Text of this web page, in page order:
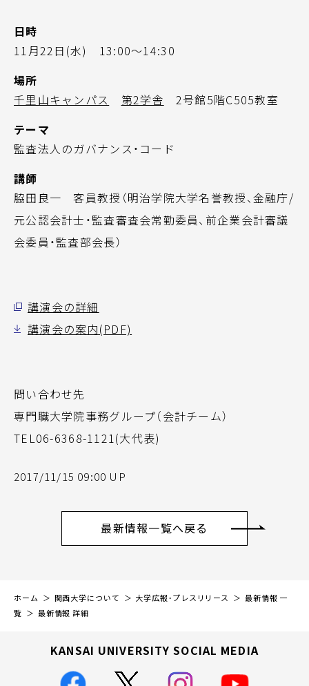
日時
11月22日(水) 13:00～14:30
場所
千里山キャンパス
第2学舎 2号館5階C505教室
テーマ
監査法人のガバナンス・コード
講師
脇田良一 客員教授（明治学院大学名誉教授、金融庁/
元公認会計士・監査審査会常勤委員、前企業会計審議
会委員・監査部会長）
講演会の詳細
講演会の案内(PDF)
問い合わせ先
専門職大学院事務グループ（会計チーム）
TEL06-6368-1121(大代表)
2017/11/15 09:00 UP
最新情報一覧へ戻る
ホーム 関西大学について 大学広報・プレスリリース
最新情報 一
覧
最新情報 詳細
KANSAI UNIVERSITY SOCIAL MEDIA